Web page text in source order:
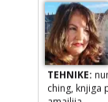
TEHNIKE:
ching,
amajlija